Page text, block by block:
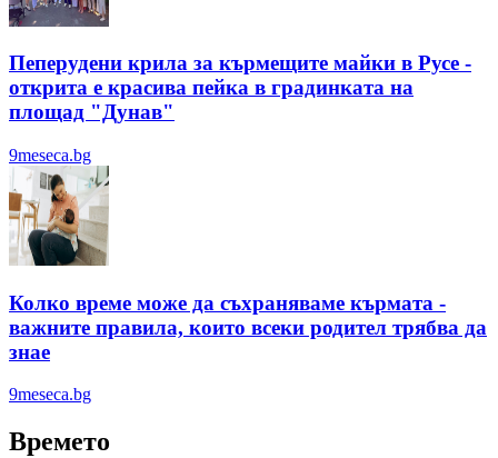
Пеперудени крила за кърмещите майки в Русе -
открита е красива пейка в градинката на
площад "Дунав"
9meseca.bg
Колко време може да съхраняваме кърмата -
важните правила, които всеки родител трябва да
знае
9meseca.bg
Времето